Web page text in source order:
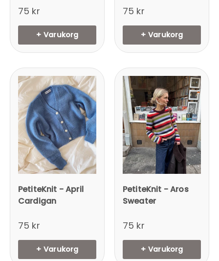
75 kr
+ Varukorg
75 kr
+ Varukorg
PetiteKnit - April
Cardigan
75 kr
+ Varukorg
PetiteKnit - Aros
Sweater
75 kr
+ Varukorg